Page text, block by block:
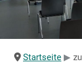
Startseite
Angebote
Startseite